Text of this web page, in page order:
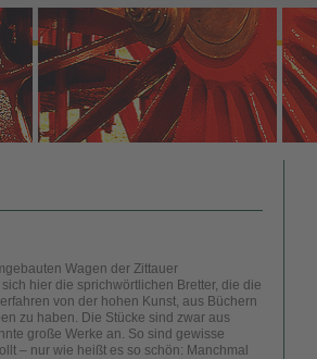
Wagen der Zittauer
hier die sprichwörtlichen Bretter, die die
von der hohen Kunst, aus Büchern
zu haben. Die Stücke sind zwar aus
große Werke an. So sind gewisse
– nur wie heißt es so schön: Manchmal